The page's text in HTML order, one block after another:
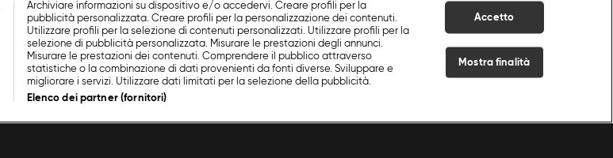
Archiviare informazioni su dispositivo e/o accedervi. Creare profili per la
pubblicità personalizzata. Creare profili per la personalizzazione dei contenuti.
Utilizzare profili per la selezione di contenuti personalizzati. Utilizzare profili per la
selezione di pubblicità personalizzata. Misurare le prestazioni degli annunci.
Misurare le prestazioni dei contenuti. Comprendere il pubblico attraverso
statistiche o la combinazione di dati provenienti da fonti diverse. Sviluppare e
migliorare i servizi. Utilizzare dati limitati per la selezione della pubblicità.
Elenco dei partner (fornitori)
Accetto
Mostra finalità